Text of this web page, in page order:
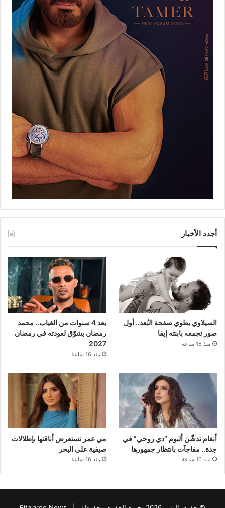
أجدد الأخبار
السيلاوي يطوي صفحة البُعد.. أول
صور تجمعه بابنته إيفا
منذ 16 ساعة
بعد 4 سنوات من الغياب.. محمد
رمضان يشوّق لعودته في رمضان
2027
منذ 16 ساعة
أنغام تدشّن ألبوم “دي روحي” في
جدة.. مفاجآت بانتظار جمهورها
منذ 16 ساعة
مي عمر تستعرض أناقتها بإطلالات
صيفية على البحر
منذ 16 ساعة